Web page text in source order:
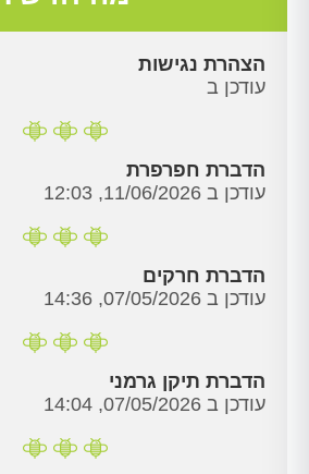
הצהרת נגישות
עודכן ב
הדברת חפרפרת
עודכן ב 11/06/2026, 12:03
הדברת חרקים
עודכן ב 07/05/2026, 14:36
הדברת תיקן גרמני
עודכן ב 07/05/2026, 14:04